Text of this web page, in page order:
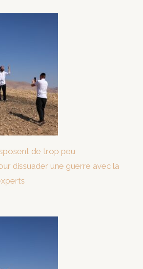
de trop peu
dissuader une guerre avec la